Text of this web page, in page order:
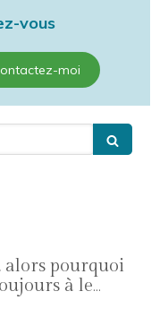
vous
moi
pourquoi
à le